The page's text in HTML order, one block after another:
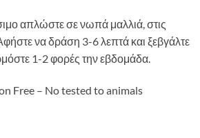
απλώστε σε νωπά μαλλιά, στις
να δράση 3-6 λεπτά και ξεβγάλτε
1-2 φορές την εβδομάδα.
Free – No tested to animals